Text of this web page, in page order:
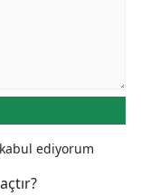
ediyorum